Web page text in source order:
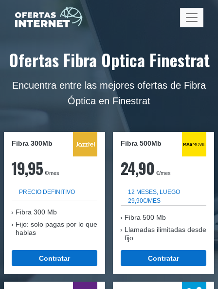
Ofertas Fibra Optica Finestrat
Encuentra entre las mejores ofertas de Fibra
Óptica en Finestrat
Fibra 300Mb
19,95 €/mes
PRECIO DEFINITIVO
Fibra 300 Mb
Fijo: solo pagas por lo que
hablas
Contratar
Fibra 500Mb
24,90 €/mes
12 MESES, LUEGO
29,90€/MES
Fibra 500 Mb
Llamadas ilimitadas desde
fijo
Contratar